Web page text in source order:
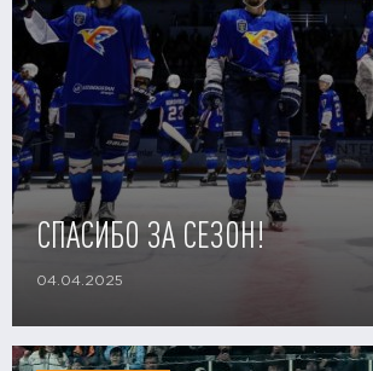
СПАСИБО ЗА СЕЗОН!
04.04.2025